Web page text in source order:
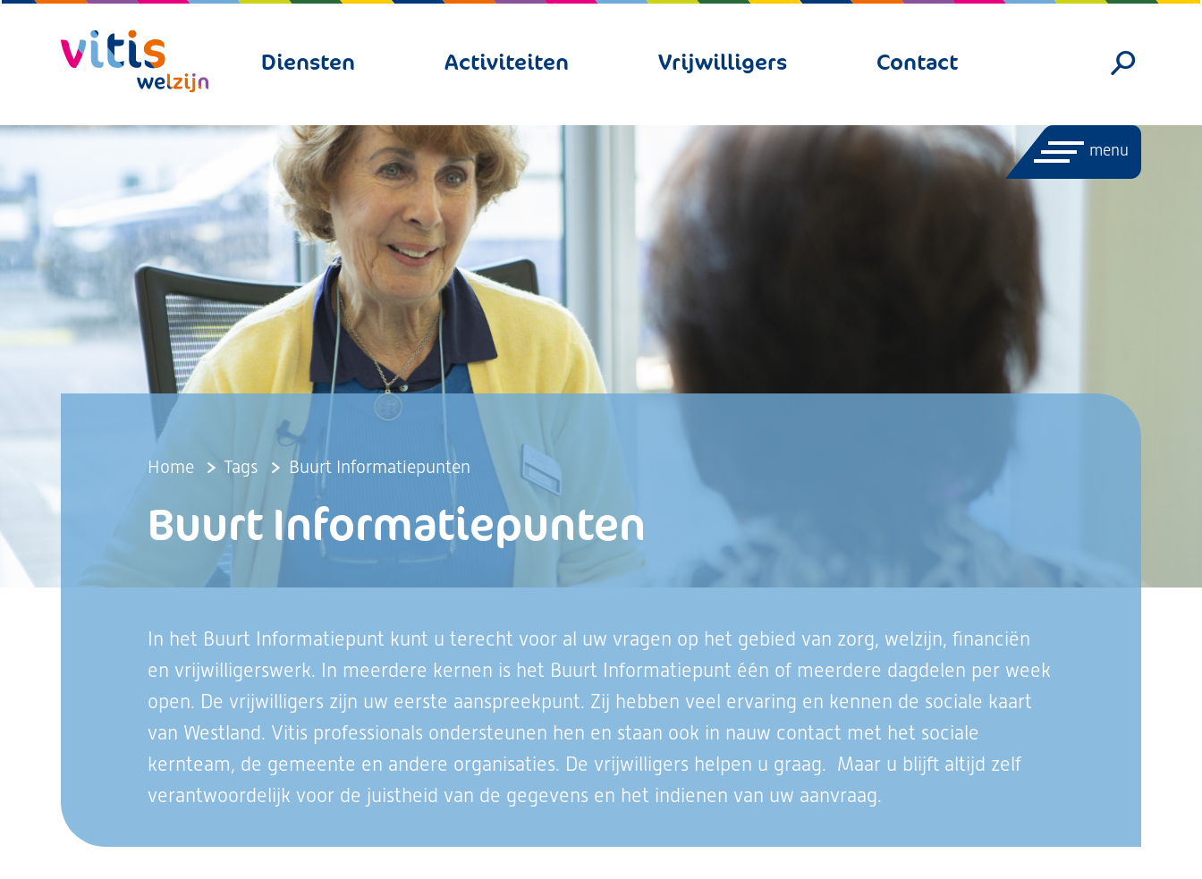
Diensten Activiteiten Vrijwilligers Contact
menu
Home Tags Buurt Informatiepunten
Buurt Informatiepunten
In het Buurt Informatiepunt kunt u terecht voor al uw vragen op het gebied van zorg, welzijn, financiën
en vrijwilligerswerk. In meerdere kernen is het Buurt Informatiepunt één of meerdere dagdelen per week
open. De vrijwilligers zijn uw eerste aanspreekpunt. Zij hebben veel ervaring en kennen de sociale kaart
van Westland. Vitis professionals ondersteunen hen en staan ook in nauw contact met het sociale
kernteam, de gemeente en andere organisaties. De vrijwilligers helpen u graag. Maar u blijft altijd zelf
verantwoordelijk voor de juistheid van de gegevens en het indienen van uw aanvraag.